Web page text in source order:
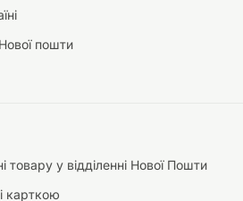
пошти
товару у відділенні Нової Пошти
карткою